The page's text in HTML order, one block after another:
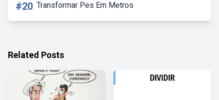
#20 Transformar Pes Em Metros
Related Posts